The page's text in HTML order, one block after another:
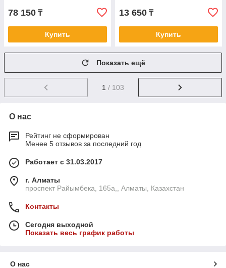
78 150 ₸
Купить
13 650 ₸
Купить
Показать ещё
1 / 103
О нас
Рейтинг не сформирован
Менее 5 отзывов за последний год
Работает с 31.03.2017
г. Алматы
проспект Райымбека, 165а,, Алматы, Казахстан
Контакты
Сегодня выходной
Показать весь график работы
О нас